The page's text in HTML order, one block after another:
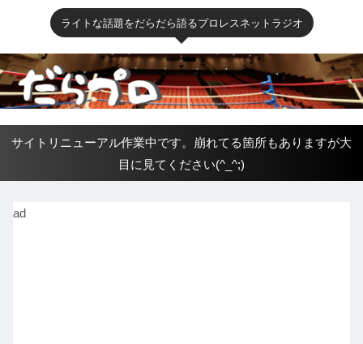
ライトな話題をだらだら語るプロレスネットラジオ
サイトリニューアル作業中です。崩れてる箇所もありますが大
目に見てください(^_^;)
ad